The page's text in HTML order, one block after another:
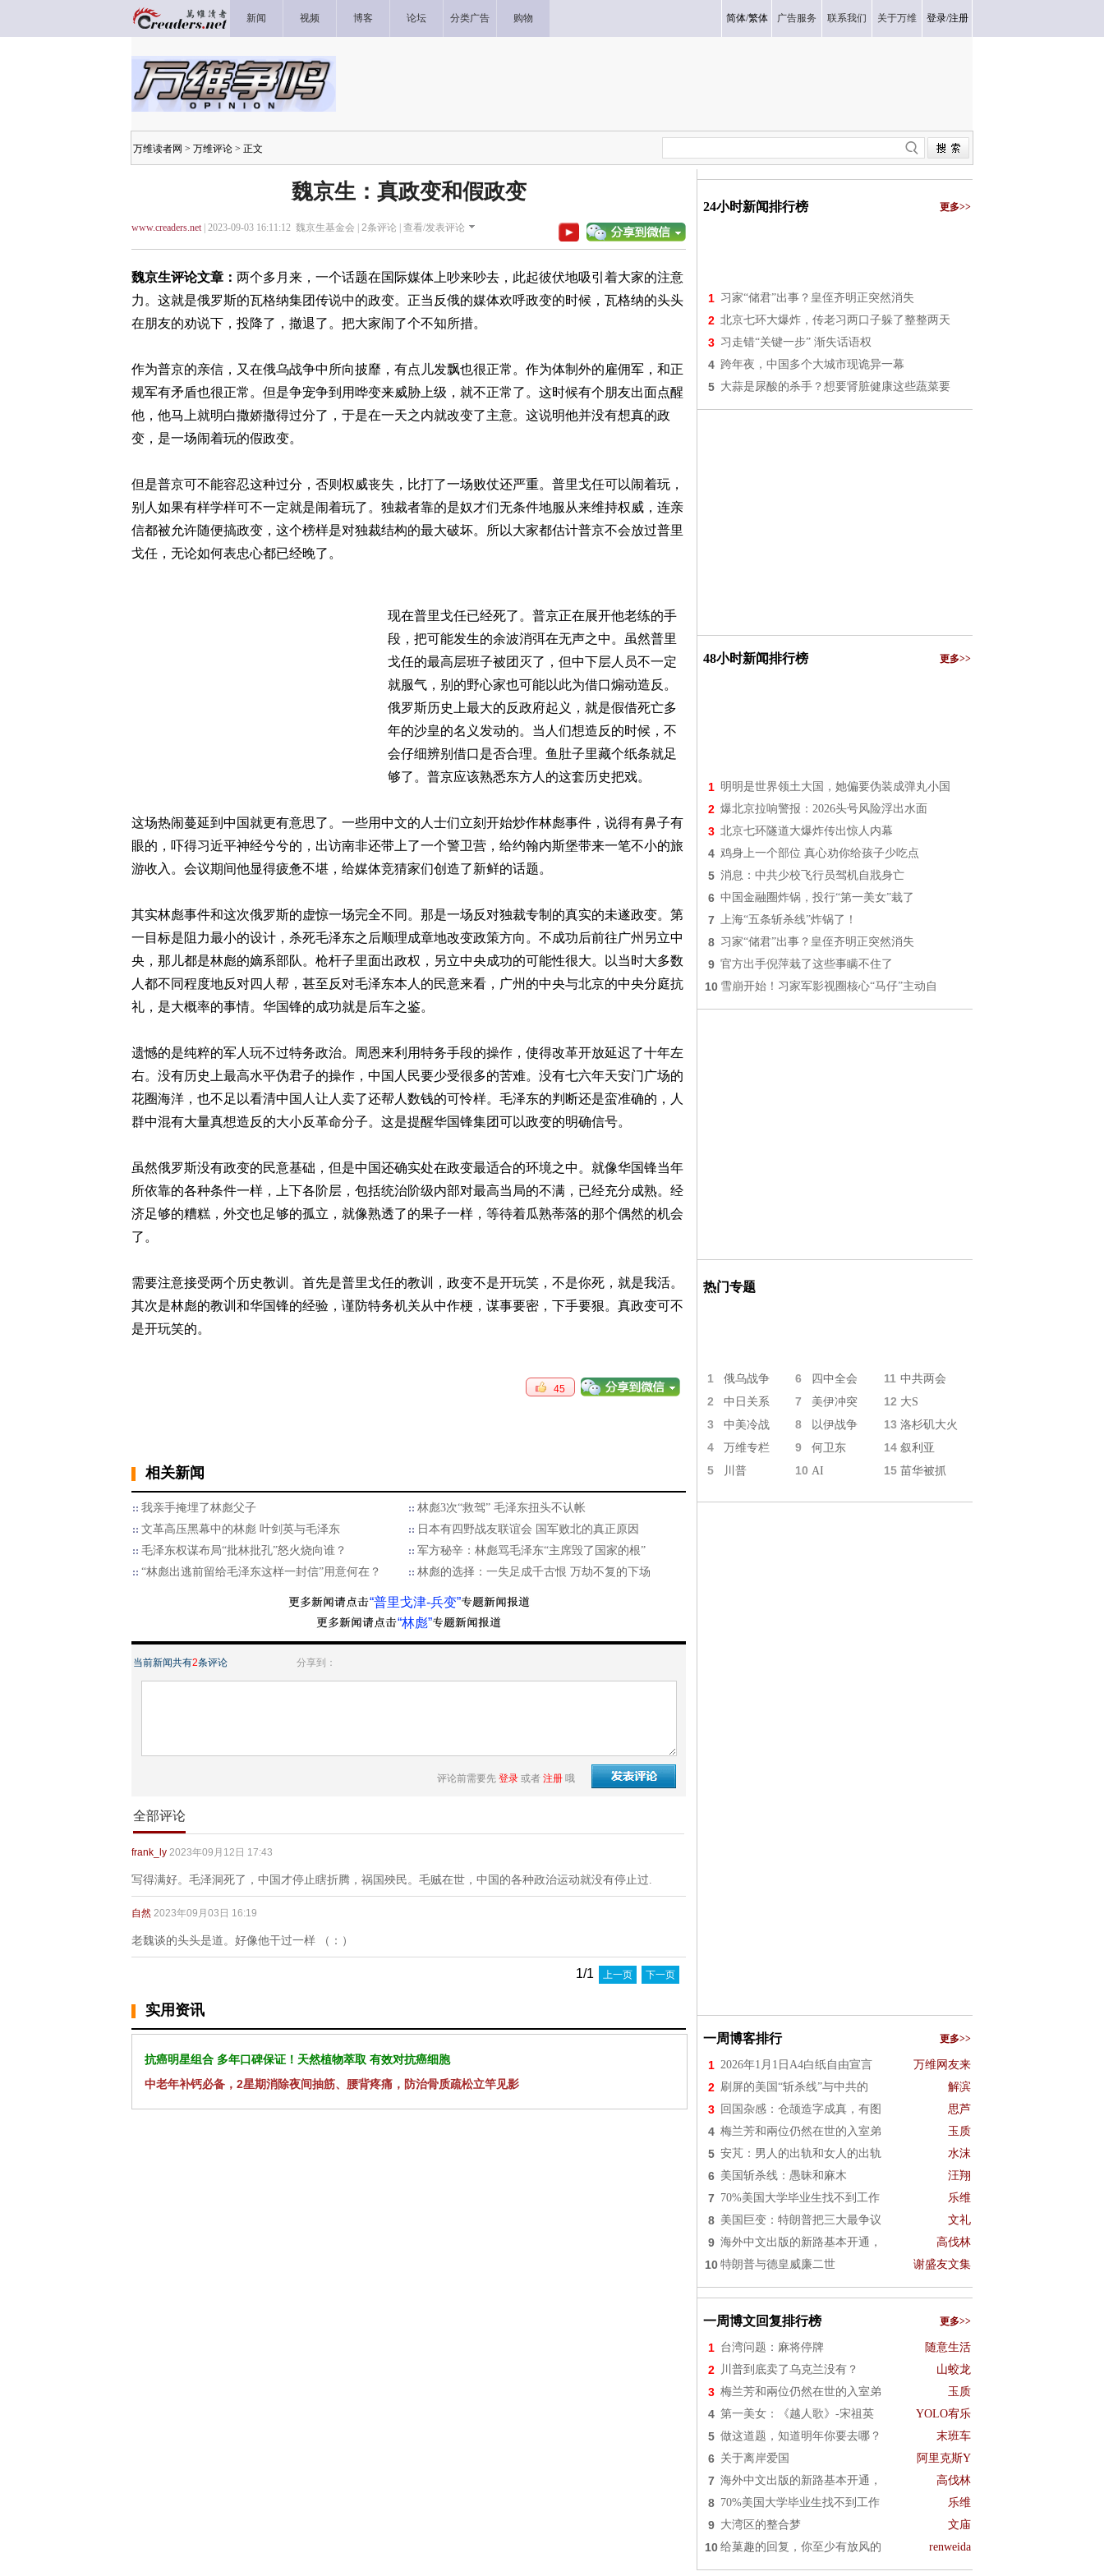
新闻 视频 博客 论坛 分类广告 购物 简体/繁体 广告服务 联系我们 关于万维 登录/注册
万维读者网 > 万维评论 > 正文
魏京生：真政变和假政变
www.creaders.net| 2023-09-03 16:11:12 魏京生基金会 | 2条评论 | 查看/发表评论
魏京生评论文章： 两个多月来，一个话题在国际媒体上吵来吵去，此起彼伏地吸引着大家的注意
力。这就是俄罗斯的瓦格纳集团传说中的政变。正当反俄的媒体欢呼政变的时候，瓦格纳的头头
在朋友的劝说下，投降了，撤退了。把大家闹了个不知所措。
作为普京的亲信，又在俄乌战争中所向披靡，有点儿发飘也很正常。作为体制外的雇佣军，和正
规军有矛盾也很正常。但是争宠争到用哗变来威胁上级，就不正常了。这时候有个朋友出面点醒
他，他马上就明白撒娇撒得过分了，于是在一天之内就改变了主意。这说明他并没有想真的政
变，是一场闹着玩的假政变。
但是普京可不能容忍这种过分，否则权威丧失，比打了一场败仗还严重。普里戈任可以闹着玩，
别人如果有样学样可不一定就是闹着玩了。独裁者靠的是奴才们无条件地服从来维持权威，连亲
信都被允许随便搞政变，这个榜样是对独裁结构的最大破坏。所以大家都估计普京不会放过普里
戈任，无论如何表忠心都已经晚了。
现在普里戈任已经死了。普京正在展开他老练的手
段，把可能发生的余波消弭在无声之中。虽然普里
戈任的最高层班子被团灭了，但中下层人员不一定
就服气，别的野心家也可能以此为借口煽动造反。
俄罗斯历史上最大的反政府起义，就是假借死亡多
年的沙皇的名义发动的。当人们想造反的时候，不
会仔细辨别借口是否合理。鱼肚子里藏个纸条就足
够了。普京应该熟悉东方人的这套历史把戏。
这场热闹蔓延到中国就更有意思了。一些用中文的人士们立刻开始炒作林彪事件，说得有鼻子有
眼的，吓得习近平神经兮兮的，出访南非还带上了一个警卫营，给约翰内斯堡带来一笔不小的旅
游收入。会议期间他显得疲惫不堪，给媒体竞猜家们创造了新鲜的话题。
其实林彪事件和这次俄罗斯的虚惊一场完全不同。那是一场反对独裁专制的真实的未遂政变。第
一目标是阻力最小的设计，杀死毛泽东之后顺理成章地改变政策方向。不成功后前往广州另立中
央，那儿都是林彪的嫡系部队。枪杆子里面出政权，另立中央成功的可能性很大。以当时大多数
人都不同程度地反对四人帮，甚至反对毛泽东本人的民意来看，广州的中央与北京的中央分庭抗
礼，是大概率的事情。华国锋的成功就是后车之鉴。
遗憾的是纯粹的军人玩不过特务政治。周恩来利用特务手段的操作，使得改革开放延迟了十年左
右。没有历史上最高水平伪君子的操作，中国人民要少受很多的苦难。没有七六年天安门广场的
花圈海洋，也不足以看清中国人让人卖了还帮人数钱的可怜样。毛泽东的判断还是蛮准确的，人
群中混有大量真想造反的大小反革命分子。这是提醒华国锋集团可以政变的明确信号。
虽然俄罗斯没有政变的民意基础，但是中国还确实处在政变最适合的环境之中。就像华国锋当年
所依靠的各种条件一样，上下各阶层，包括统治阶级内部对最高当局的不满，已经充分成熟。经
济足够的糟糕，外交也足够的孤立，就像熟透了的果子一样，等待着瓜熟蒂落的那个偶然的机会
了。
需要注意接受两个历史教训。首先是普里戈任的教训，政变不是开玩笑，不是你死，就是我活。
其次是林彪的教训和华国锋的经验，谨防特务机关从中作梗，谋事要密，下手要狠。真政变可不
是开玩笑的。
45
相关新闻
我亲手掩埋了林彪父子
林彪3次“救驾” 毛泽东扭头不认帐
文革高压黑幕中的林彪 叶剑英与毛泽东
日本有四野战友联谊会 国军败北的真正原因
毛泽东权谋布局“批林批孔”怒火烧向谁？
军方秘辛：林彪骂毛泽东“主席毁了国家的根”
“林彪出逃前留给毛泽东这样一封信”用意何在？
林彪的选择：一失足成千古恨 万劫不复的下场
“普里戈津-兵变”
“林彪”
当前新闻共有2条评论 分享到：
评论前需要先 登录 或者 注册 哦
全部评论
frank_ly 2023年09月12日 17:43
写得满好。毛泽洞死了，中国才停止瞎折腾，祸国殃民。毛贼在世，中国的各种政治运动就没有停止过.
自然 2023年09月03日 16:19
老魏谈的头头是道。好像他干过一样 （：）
1/1 上一页 下一页
实用资讯
抗癌明星组合 多年口碑保证！天然植物萃取 有效对抗癌细胞
中老年补钙必备，2星期消除夜间抽筋、腰背疼痛，防治骨质疏松立竿见影
24小时新闻排行榜 更多>>
1 习家“储君”出事？皇侄齐明正突然消失
2 北京七环大爆炸，传老习两口子躲了整整两天
3 习走错“关键一步” 渐失话语权
4 跨年夜，中国多个大城市现诡异一幕
5 大蒜是尿酸的杀手？想要肾脏健康这些蔬菜要
48小时新闻排行榜 更多>>
1 明明是世界领土大国，她偏要伪装成弹丸小国
2 爆北京拉响警报：2026头号风险浮出水面
3 北京七环隧道大爆炸传出惊人内幕
4 鸡身上一个部位 真心劝你给孩子少吃点
5 消息：中共少校飞行员驾机自戕身亡
6 中国金融圈炸锅，投行“第一美女”栽了
7 上海“五条斩杀线”炸锅了！
8 习家“储君”出事？皇侄齐明正突然消失
9 官方出手倪萍栽了这些事瞒不住了
10 雪崩开始！习家军影视圈核心“马仔”主动自
热门专题
1 俄乌战争 6 四中全会 11 中共两会
2 中日关系 7 美伊冲突 12 大S
3 中美冷战 8 以伊战争 13 洛杉矶大火
4 万维专栏 9 何卫东 14 叙利亚
5 川普 10 AI 15 苗华被抓
一周博客排行 更多>>
1 2026年1月1日A4白纸自由宣言 万维网友来
2 刷屏的美国“斩杀线”与中共的 解滨
3 回国杂感：仓颉造字成真，有图 思芦
4 梅兰芳和兩位仍然在世的入室弟 玉质
5 安芃：男人的出轨和女人的出轨 水沫
6 美国斩杀线：愚昧和麻木 汪翔
7 70%美国大学毕业生找不到工作 乐维
8 美国巨变：特朗普把三大最争议 文礼
9 海外中文出版的新路基本开通， 高伐林
10 特朗普与德皇威廉二世 谢盛友文集
一周博文回复排行榜 更多>>
1 台湾问题：麻将停牌 随意生活
2 川普到底卖了乌克兰没有？ 山蛟龙
3 梅兰芳和兩位仍然在世的入室弟 玉质
4 第一美女：《越人歌》-宋祖英 YOLO宥乐
5 做这道题，知道明年你要去哪？ 末班车
6 关于离岸爱国 阿里克斯Y
7 海外中文出版的新路基本开通， 高伐林
8 70%美国大学毕业生找不到工作 乐维
9 大湾区的整合梦 文庙
10 给菓趣的回复，你至少有放风的 renweida